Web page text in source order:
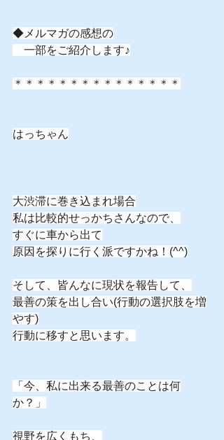
◆メルマガの感想の
一部をご紹介します♪
＊＊＊＊＊＊＊＊＊＊＊＊＊＊＊
はっちゃん
大渋滞に巻き込まれ場合
私は比較的せっかちさんなので、
すぐに車から出て
原因を探りに行く派ですかね！(^^)
そして、皆んなに現状を報告して、
最善の策を出し合い(行動の選択肢を増
やす)
行動に移すと思います。
「今、私に出来る最善のことは何
か？」
視野を広くもち、